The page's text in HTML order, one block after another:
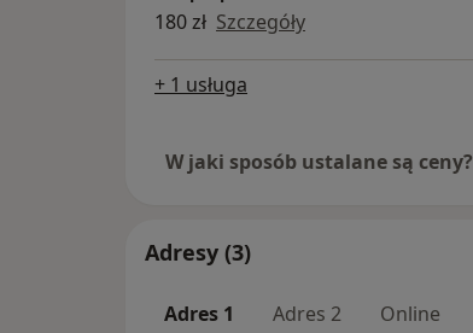
180 zł Szczegóły
+ 1 usługa
W jaki sposób ustalane są ceny?
Adresy (3)
Adres 1 Adres 2 Online